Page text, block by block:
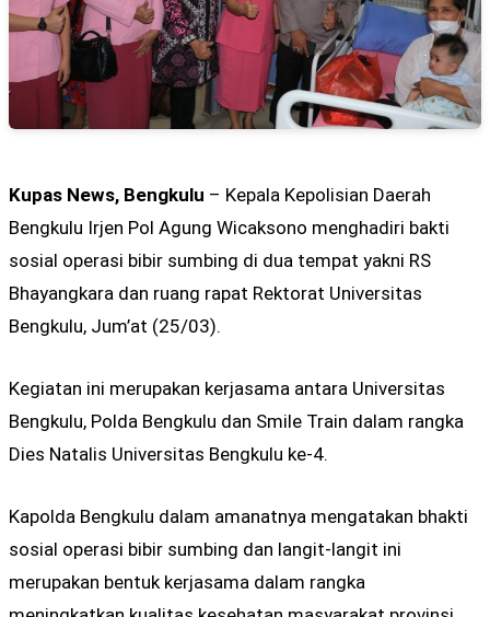
Kupas News, Bengkulu – Kepala Kepolisian Daerah
Bengkulu Irjen Pol Agung Wicaksono menghadiri bakti
sosial operasi bibir sumbing di dua tempat yakni RS
Bhayangkara dan ruang rapat Rektorat Universitas
Bengkulu, Jum’at (25/03).
Kegiatan ini merupakan kerjasama antara Universitas
Bengkulu, Polda Bengkulu dan Smile Train dalam rangka
Dies Natalis Universitas Bengkulu ke-4.
Kapolda Bengkulu dalam amanatnya mengatakan bhakti
sosial operasi bibir sumbing dan langit-langit ini
merupakan bentuk kerjasama dalam rangka